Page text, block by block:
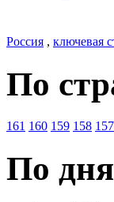
Россия , ключевая
По
161 160 159 158 157
По